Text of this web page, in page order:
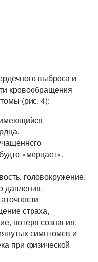
выброса и
кровообращения
(рис. 4):
«мерцает».
головокружение.
давления.
страха,
потеря сознания.
симптомов и
при физической